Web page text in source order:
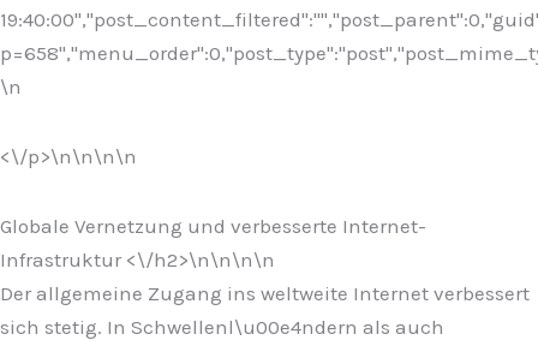
\n
<\/p>\n\n\n\n
Globale Vernetzung und verbesserte Internet-
Infrastruktur <\/h2>\n\n\n\n
Der allgemeine Zugang ins weltweite Internet verbessert
sich stetig. In Schwellenl\u00e4ndern als auch